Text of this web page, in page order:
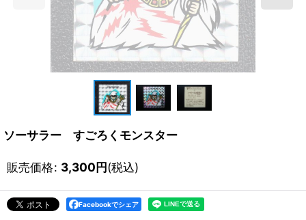
ソーサラー すごろくモンスター
販売価格: 3,300円(税込)
Facebookでシェア